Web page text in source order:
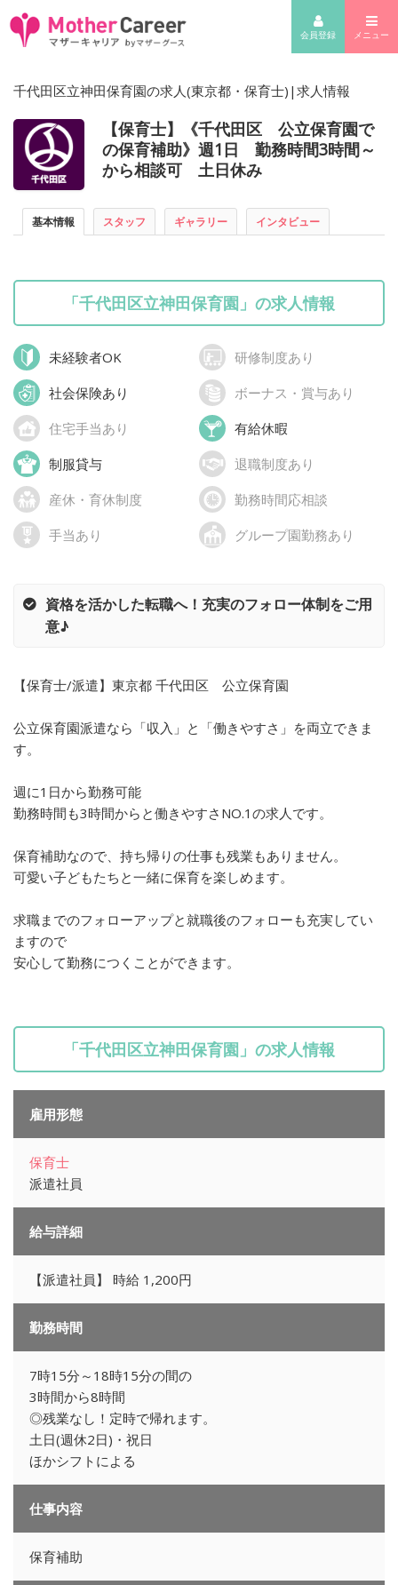
会員登録 メニュー
千代田区立神田保育園の求人(東京都・保育士)|求人情報
【保育士】《千代田区 公立保育園で
の保育補助》週1日 勤務時間3時間～
から相談可 土日休み
基本情報 スタッフ ギャラリー インタビュー
「千代田区立神田保育園」の求人情報
未経験者OK
研修制度あり
社会保険あり
ボーナス・賞与あり
住宅手当あり
有給休暇
制服貸与
退職制度あり
産休・育休制度
勤務時間応相談
手当あり
グループ園勤務あり
資格を活かした転職へ！充実のフォロー体制をご用
意♪
【保育士/派遣】東京都 千代田区 公立保育園
公立保育園派遣なら「収入」と「働きやすさ」を両立できま
す。
週に1日から勤務可能
勤務時間も3時間からと働きやすさNO.1の求人です。
保育補助なので、持ち帰りの仕事も残業もありません。
可愛い子どもたちと一緒に保育を楽しめます。
求職までのフォローアップと就職後のフォローも充実してい
ますので
安心して勤務につくことができます。
「千代田区立神田保育園」の求人情報
雇用形態
保育士
派遣社員
給与詳細
【派遣社員】 時給 1,200円
勤務時間
7時15分～18時15分の間の
3時間から8時間
◎残業なし！定時で帰れます。
土日(週休2日)・祝日
ほかシフトによる
仕事内容
保育補助